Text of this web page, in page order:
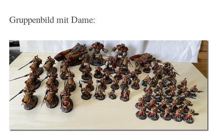
Gruppenbild mit Dame: